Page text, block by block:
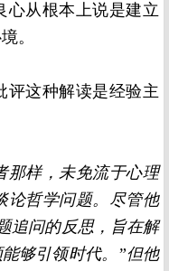
心从根本上说是建立
。
评这种解读是经验主
那样，未免流于心理
论哲学问题。尽管他
追问的反思，旨在解
够引领时代。”但他